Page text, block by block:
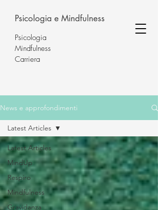
Psicologia e Mindfulness
Psicologia
Mindfulness
Carriera
News e approfondimenti
Latest Articles
MindUp
Respiro
Mindfulness
Gravidanza
Latest Articles